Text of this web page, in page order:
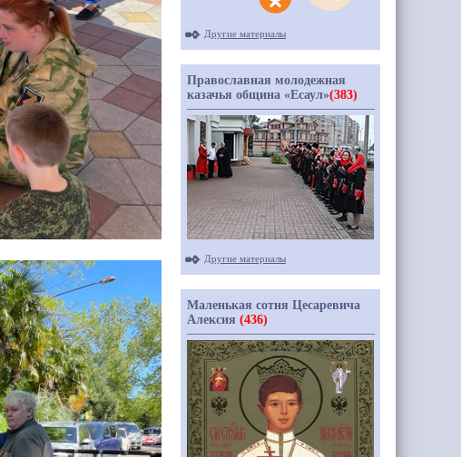
Другие материалы
Православная молодежная
казачья община «Есаул»(383)
Другие материалы
Маленькая сотня Цесаревича
Алексия (436)